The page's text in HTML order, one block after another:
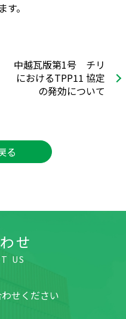
。
中越瓦版第1号 チリ
におけるTPP11 協定
の発効について
る
せ
US
せください